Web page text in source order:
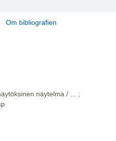
Om bibliografien
näytelma / ... ;